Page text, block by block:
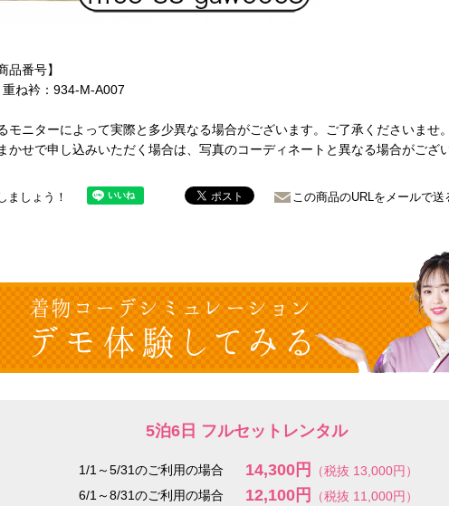
品番号】
ね衿：934-M-A007
ニターによって実際と多少異なる場合がございます。ご了承くださいませ。
せで申し込みいただく場合は、写真のコーディネートと異なる場合がござい
ましょう！ この商品のURLをメールで送
5泊6日 フルセットレンタル
1/1～5/31のご利用の場合 14,300円
（税抜 13,000円）
6/1～8/31のご利用の場合
12,100円
（税抜 11,000円）